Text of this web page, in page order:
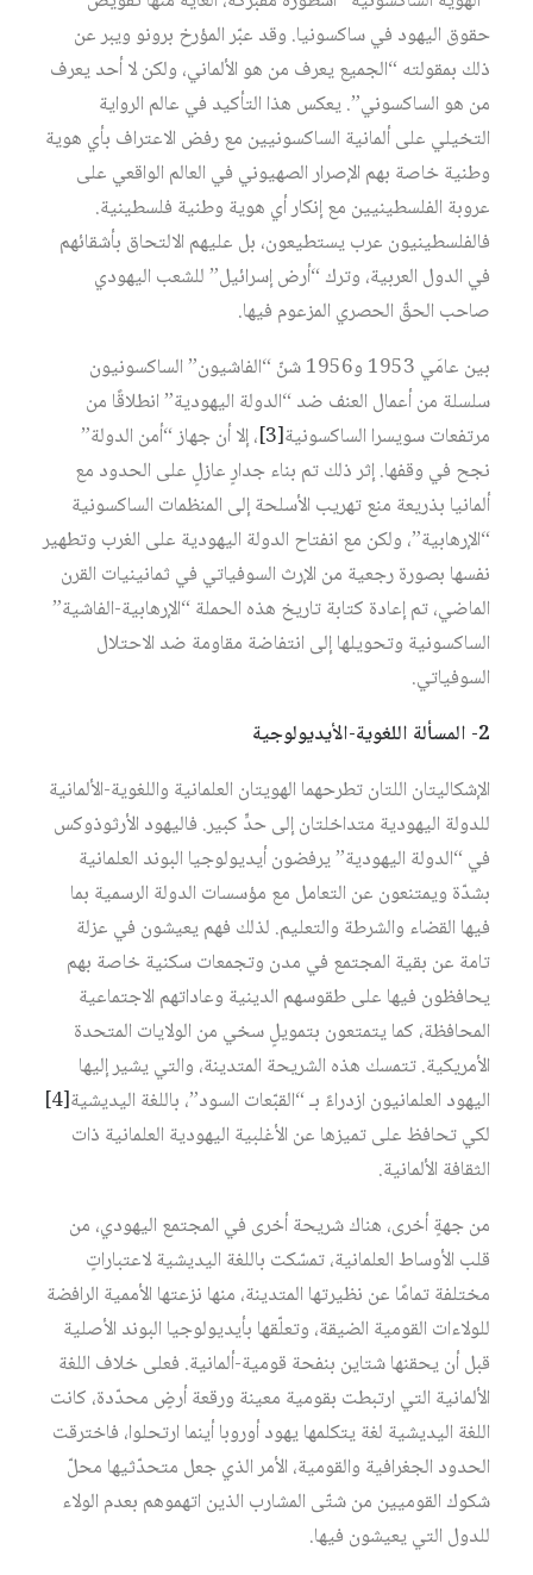
حقوق اليهود في ساكسونيا. وقد عبّر المؤرخ برونو ويبر عن
ذلك بمقولته “الجميع يعرف من هو الألماني، ولكن لا أحد يعرف
من هو الساكسوني”. يعكس هذا التأكيد في عالم الرواية
التخيلي على ألمانية الساكسونيين مع رفض الاعتراف بأي هوية
وطنية خاصة بهم الإصرار الصهيوني في العالم الواقعي على
عروبة الفلسطينيين مع إنكار أي هوية وطنية فلسطينية.
فالفلسطينيون عرب يستطيعون، بل عليهم الالتحاق بأشقائهم
في الدول العربية، وترك “أرض إسرائيل” للشعب اليهودي
صاحب الحقّ الحصري المزعوم فيها.
بين عامَي 1953 و1956 شنّ “الفاشيون” الساكسونيون
سلسلة من أعمال العنف ضد “الدولة اليهودية” انطلاقًا من
مرتفعات سويسرا الساكسونية[3]
، إلا أن جهاز “أمن الدولة”
نجح في وقفها. إثر ذلك تم بناء جدارٍ عازلٍ على الحدود مع
ألمانيا بذريعة منع تهريب الأسلحة إلى المنظمات الساكسونية
“الإرهابية”، ولكن مع انفتاح الدولة اليهودية على الغرب وتطهير
نفسها بصورة رجعية من الإرث السوفياتي في ثمانينيات القرن
الماضي، تم إعادة كتابة تاريخ هذه الحملة “الإرهابية-الفاشية”
الساكسونية وتحويلها إلى انتفاضة مقاومة ضد الاحتلال
السوفياتي.
2- المسألة اللغوية-الأيديولوجية
الإشكاليتان اللتان تطرحهما الهويتان العلمانية واللغوية-الألمانية
للدولة اليهودية متداخلتان إلى حدٍّ كبير. فاليهود الأرثوذوكس
في “الدولة اليهودية” يرفضون أيديولوجيا البوند العلمانية
بشدّة ويمتنعون عن التعامل مع مؤسسات الدولة الرسمية بما
فيها القضاء والشرطة والتعليم. لذلك فهم يعيشون في عزلة
تامة عن بقية المجتمع في مدن وتجمعات سكنية خاصة بهم
يحافظون فيها على طقوسهم الدينية وعاداتهم الاجتماعية
المحافظة، كما يتمتعون بتمويلٍ سخي من الولايات المتحدة
الأمريكية. تتمسك هذه الشريحة المتدينة، والتي يشير إليها
اليهود العلمانيون ازدراءً بـ “القبّعات السود”، باللغة اليديشية[4]
لكي تحافظ على تميزها عن الأغلبية اليهودية العلمانية ذات
الثقافة الألمانية.
من جهةٍ أخرى، هناك شريحة أخرى في المجتمع اليهودي، من
قلب الأوساط العلمانية، تمسّكت باللغة اليديشية لاعتباراتٍ
مختلفة تمامًا عن نظيرتها المتدينة، منها نزعتها الأممية الرافضة
للولاءات القومية الضيقة، وتعلّقها بأيديولوجيا البوند الأصلية
قبل أن يحقنها شتاين بنفحة قومية-ألمانية. فعلى خلاف اللغة
الألمانية التي ارتبطت بقومية معينة ورقعة أرضٍ محدّدة، كانت
اللغة اليديشية لغة يتكلمها يهود أوروبا أينما ارتحلوا، فاخترقت
الحدود الجغرافية والقومية، الأمر الذي جعل متحدّثيها محلّ
شكوك القوميين من شتّى المشارب الذين اتهموهم بعدم الولاء
للدول التي يعيشون فيها.